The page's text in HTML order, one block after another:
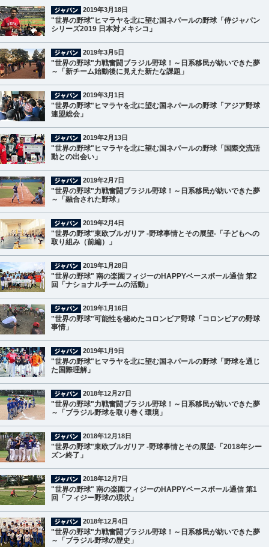
2019年3月18日
"世界の野球"ヒマラヤを北に望む国ネパールの野球「侍ジャパン
シリーズ2019 日本対メキシコ」
2019年3月5日
"世界の野球"力戦奮闘ブラジル野球！～日系移民が紡いできた夢
～「新チーム始動後に見えた新たな課題」
2019年3月1日
"世界の野球"ヒマラヤを北に望む国ネパールの野球「アジア野球
連盟総会」
2019年2月13日
"世界の野球"ヒマラヤを北に望む国ネパールの野球「国際交流活
動との出会い」
2019年2月7日
"世界の野球"力戦奮闘ブラジル野球！～日系移民が紡いできた夢
～「融合された野球」
2019年2月4日
"世界の野球"東欧ブルガリア -野球事情とその展望-「子どもへの
取り組み（前編）」
2019年1月28日
"世界の野球" 南の楽園フィジーのHAPPYベースボール通信 第2
回「ナショナルチームの活動」
2019年1月16日
"世界の野球"可能性を秘めたコロンビア野球「コロンビアの野球
事情」
2019年1月9日
"世界の野球"ヒマラヤを北に望む国ネパールの野球「野球を通じ
た国際理解」
2018年12月27日
"世界の野球"力戦奮闘ブラジル野球！～日系移民が紡いできた夢
～「ブラジル野球を取り巻く環境」
2018年12月18日
"世界の野球"東欧ブルガリア -野球事情とその展望-「2018年シー
ズン終了」
2018年12月7日
"世界の野球" 南の楽園フィジーのHAPPYベースボール通信 第1
回「フィジー野球の現状」
2018年12月4日
"世界の野球"力戦奮闘ブラジル野球！～日系移民が紡いできた夢
～「ブラジル野球の歴史」